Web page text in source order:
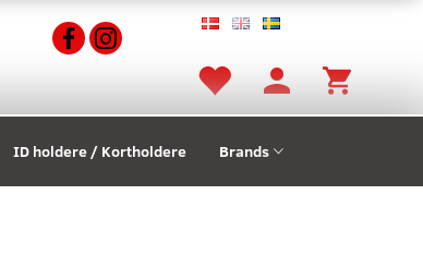
ID holdere / Kortholdere Brands